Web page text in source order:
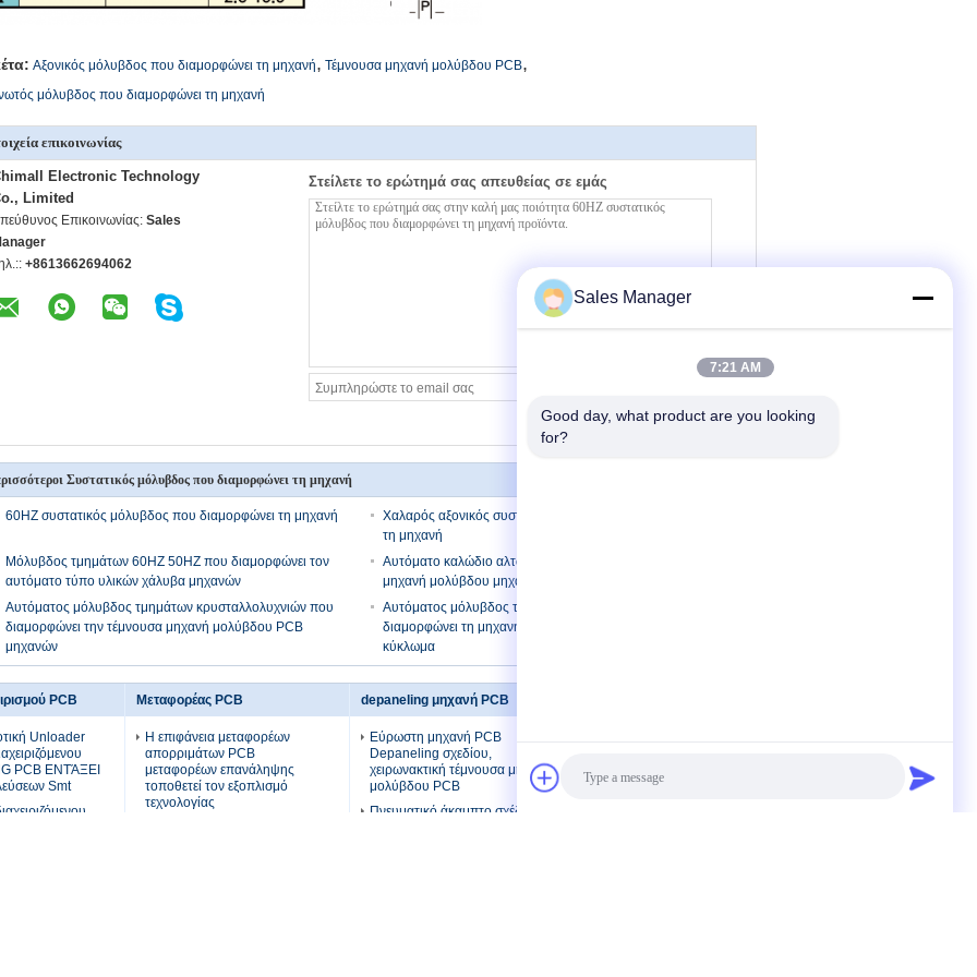
Αξονικός μόλυβδος που διαμορφώνει τη μηχανή, Τέμνουσα μηχανή μολύβδου PCB,
μόλυβδος που διαμορφώνει τη μηχανή
επικοινωνίας
Electronic Technology
Limited
Επικοινωνίας: Sales
+8613662694062
Στείλετε το ερώτημά σας απευθείας σε εμάς
Συστατικός μόλυβδος που διαμορφώνει τη μηχανή
60HZ συστατικός μόλυβδος που διαμορφώνει τη μηχανή
Χαλαρός αξονικός συστατικός μόλυβδος που διαμορφώνει
τη μηχανή
Μόλυβδος τμημάτων 60HZ 50HZ που διαμορφώνει τον
αυτόματο τύπο υλικών χάλυβα μηχανών
Αυτόματο καλώδιο αλτών που διαμορφώνει τέμνουσα
μηχανή μολύβδου μηχανών τη διευθετήσιμη
Αυτόματος μόλυβδος τμημάτων κρυσταλλολυχνιών που
διαμορφώνει την τέμνουσα μηχανή μολύβδου PCB
μηχανών
Αυτόματος μόλυβδος τμημάτων AC220V που
διαμορφώνει τη μηχανή για το ηλεκτρονικό ολοκληρωμένο
κύκλωμα
PCB
Unloader
PCB ΕΝΤΆΞΕΙ
Smt
Μεταφορέας PCB
Η επιφάνεια μεταφορέων
απορριμάτων PCB
μεταφορέων επανάληψης
τοποθετεί τον εξοπλισμό
τεχνολογίας
depaneling μηχανή PCB
Εύρωστη μηχανή PCB
Depaneling σχεδίου,
χειρωνακτική τέμνουσα μηχανή
μολύβδου PCB
Πνευματικό άκαμπτο σχέδιο
απόσπασμα
Sales Manager
7:21 AM
Good day, what product are you looking
for?